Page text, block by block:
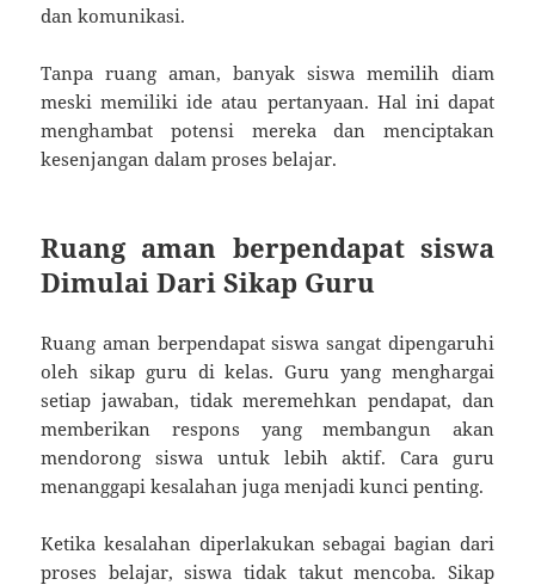
dan komunikasi.
Tanpa ruang aman, banyak siswa memilih diam
meski memiliki ide atau pertanyaan. Hal ini dapat
menghambat potensi mereka dan menciptakan
kesenjangan dalam proses belajar.
Ruang aman berpendapat siswa
Dimulai Dari Sikap Guru
Ruang aman berpendapat siswa sangat dipengaruhi
oleh sikap guru di kelas. Guru yang menghargai
setiap jawaban, tidak meremehkan pendapat, dan
memberikan respons yang membangun akan
mendorong siswa untuk lebih aktif. Cara guru
menanggapi kesalahan juga menjadi kunci penting.
Ketika kesalahan diperlakukan sebagai bagian dari
proses belajar, siswa tidak takut mencoba. Sikap